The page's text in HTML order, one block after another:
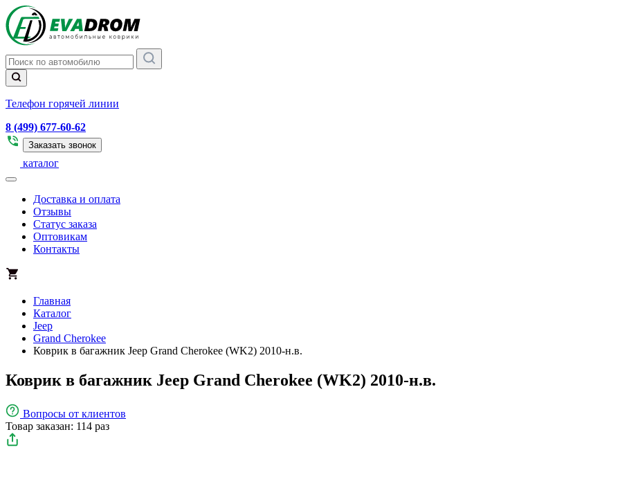
Телефон горячей линии
8 (499) 677-60-62
Заказать звонок
каталог
Доставка и оплата
Отзывы
Статус заказа
Оптовикам
Контакты
Главная
Каталог
Jeep
Grand Cherokee
Коврик в багажник Jeep Grand Cherokee (WK2) 2010-н.в.
Коврик в багажник Jeep Grand Cherokee (WK2) 2010-н.в.
Вопросы от клиентов
Товар заказан: 114 раз